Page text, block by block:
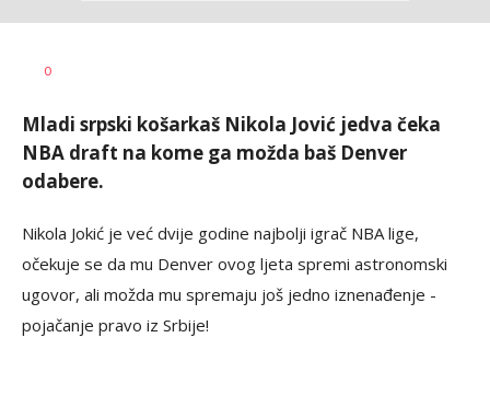
AUTOR
0
Mladi srpski košarkaš Nikola Jović jedva čeka
NBA draft na kome ga možda baš Denver
odabere.
Nikola Jokić je već dvije godine najbolji igrač NBA lige,
očekuje se da mu Denver ovog ljeta spremi astronomski
ugovor, ali možda mu spremaju još jedno iznenađenje -
pojačanje pravo iz Srbije!